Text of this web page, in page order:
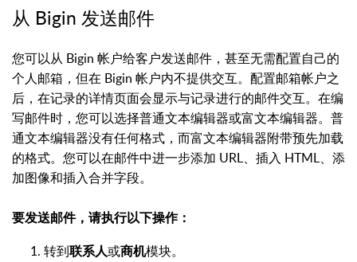
从 Bigin 发送邮件
您可以从 Bigin 帐户给客户发送邮件，甚至无需配置自己的
个人邮箱，但在 Bigin 帐户内不提供交互。配置邮箱帐户之
后，在记录的详情页面会显示与记录进行的邮件交互。在编
写邮件时，您可以选择普通文本编辑器或富文本编辑器。普
通文本编辑器没有任何格式，而富文本编辑器附带预先加载
的格式。您可以在邮件中进一步添加 URL、插入 HTML、添
加图像和插入合并字段。
要发送邮件，请执行以下操作：
转到联系人或商机模块。